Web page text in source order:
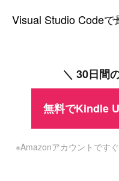
＼ 30日間
無料でKindle
※Amazonアカウントです